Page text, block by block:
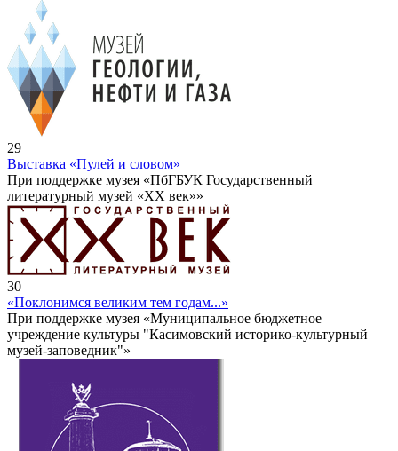
29
Выставка «Пулей и словом»
При поддержке музея «ПбГБУК Государственный
литературный музей «ХХ век»»
30
«Поклонимся великим тем годам...»
При поддержке музея «Муниципальное бюджетное
учреждение культуры "Касимовский историко-культурный
музей-заповедник"»